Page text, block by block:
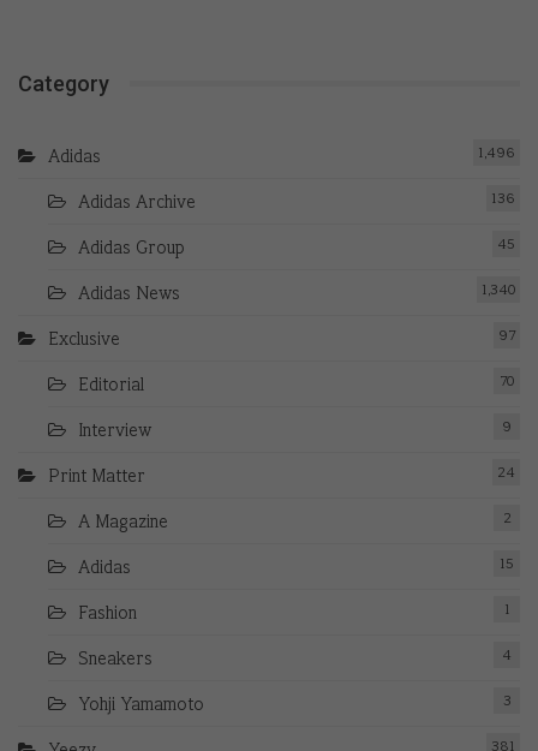
Category
Adidas 1,496
Adidas Archive 136
Adidas Group 45
Adidas News 1,340
Exclusive 97
Editorial 70
Interview 9
Print Matter 24
A Magazine 2
Adidas 15
Fashion 1
Sneakers 4
Yohji Yamamoto 3
381